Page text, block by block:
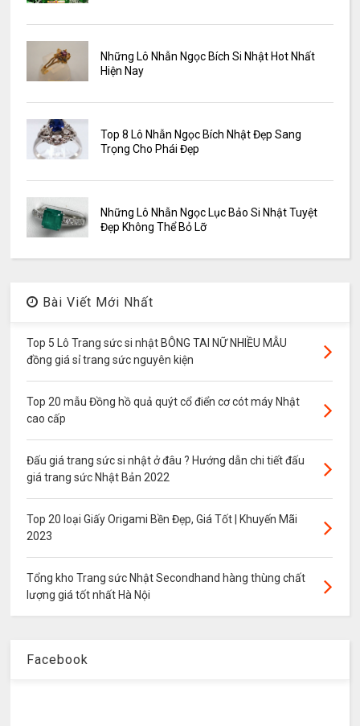
Những Lô Nhẫn Ngọc Bích Si Nhật Hot Nhất
Hiện Nay
Top 8 Lô Nhẫn Ngọc Bích Nhật Đẹp Sang
Trọng Cho Phái Đẹp
Những Lô Nhẫn Ngọc Lục Bảo Si Nhật Tuyệt
Đẹp Không Thể Bỏ Lỡ
Bài Viết Mới Nhất
Top 5 Lô Trang sức si nhật BÔNG TAI NỮ NHIỀU MẪU
đồng giá sỉ trang sức nguyên kiện
Top 20 mẫu Đồng hồ quả quýt cổ điển cơ cót máy Nhật
cao cấp
Đấu giá trang sức si nhật ở đâu ? Hướng dẫn chi tiết đấu
giá trang sức Nhật Bản 2022
Top 20 loại Giấy Origami Bền Đẹp, Giá Tốt | Khuyến Mãi
2023
Tổng kho Trang sức Nhật Secondhand hàng thùng chất
lượng giá tốt nhất Hà Nội
Facebook